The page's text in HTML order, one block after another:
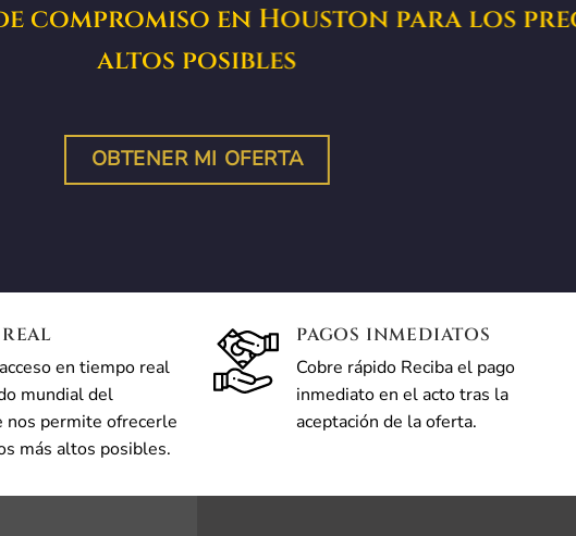
compromiso en Houston para los
altos posibles
OBTENER MI OFERTA
en tiempo real
mundial del
nos permite ofrecerle
más altos posibles.
PAGOS INMEDIATOS
Cobre rápido Reciba el pago
inmediato en el acto tras la
aceptación de la oferta.